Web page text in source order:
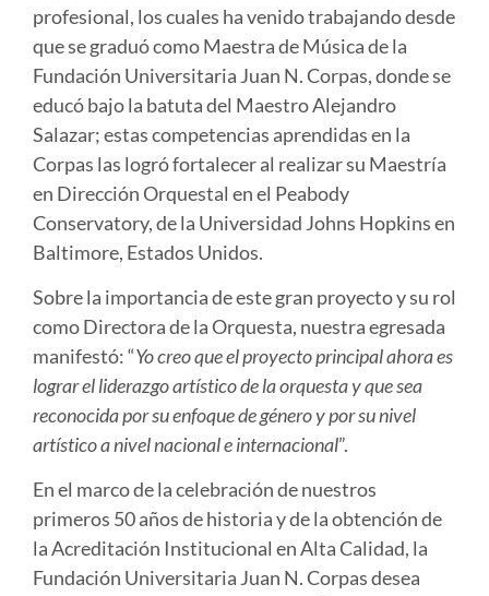
profesional, los cuales ha venido trabajando desde
que se graduó como Maestra de Música de la
Fundación Universitaria Juan N. Corpas, donde se
educó bajo la batuta del Maestro Alejandro
Salazar; estas competencias aprendidas en la
Corpas las logró fortalecer al realizar su Maestría
en Dirección Orquestal en el Peabody
Conservatory, de la Universidad Johns Hopkins en
Baltimore, Estados Unidos.
Sobre la importancia de este gran proyecto y su rol
como Directora de la Orquesta, nuestra egresada
manifestó: “Yo creo que el proyecto principal ahora es
lograr el liderazgo artístico de la orquesta y que sea
reconocida por su enfoque de género y por su nivel
artístico a nivel nacional e internacional”.
En el marco de la celebración de nuestros
primeros 50 años de historia y de la obtención de
la Acreditación Institucional en Alta Calidad, la
Fundación Universitaria Juan N. Corpas desea